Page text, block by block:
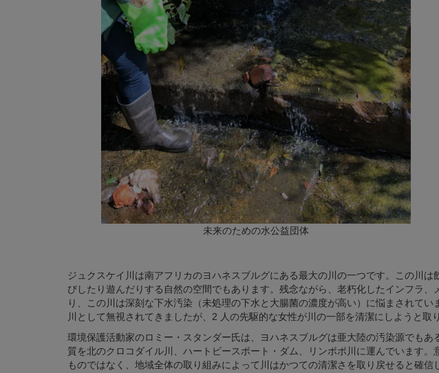
未来のための水公益団体
ジュクスケイ川は南アフリカのヨハネスブルグにある最大の川の一つです。この川
びしたり遊んだりする自然の空間でもあります。残念ながら、老朽化し​​たインフラ
り、この川は深刻な下水汚染（未処理の下水と大腸菌の濃度が高い）に悩まされて
川として無視されてきましたが、2 人の先駆的な女性が川の一部を清潔にしようと取
環境保護活動家のロミー・スタンダー氏は、ヨハネスブルグは亜大陸の汚染源でも
質を北のクロコダイル川、ハートビースポート・ダム、リンポポ川に運んでいます
ものではなく、地域全体の取り組みによって川はかつての清潔さを取り戻せると確信